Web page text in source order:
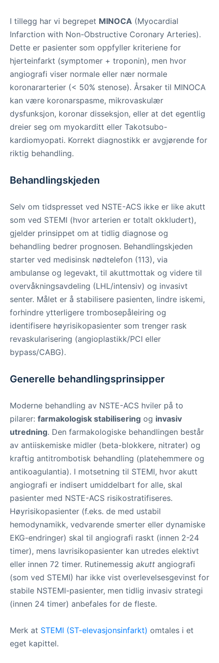
I tillegg har vi begrepet MINOCA (Myocardial
Infarction with Non-Obstructive Coronary Arteries).
Dette er pasienter som oppfyller kriteriene for
hjerteinfarkt (symptomer + troponin), men hvor
angiografi viser normale eller nær normale
koronararterier (< 50% stenose). Årsaker til MINOCA
kan være koronarspasme, mikrovaskulær
dysfunksjon, koronar disseksjon, eller at det egentlig
dreier seg om myokarditt eller Takotsubo-
kardiomyopati. Korrekt diagnostikk er avgjørende for
riktig behandling.
Behandlingskjeden
Selv om tidspresset ved NSTE-ACS ikke er like akutt
som ved STEMI (hvor arterien er totalt okkludert),
gjelder prinsippet om at tidlig diagnose og
behandling bedrer prognosen. Behandlingskjeden
starter ved medisinsk nødtelefon (113), via
ambulanse og legevakt, til akuttmottak og videre til
overvåkningsavdeling (LHL/intensiv) og invasivt
senter. Målet er å stabilisere pasienten, lindre iskemi,
forhindre ytterligere trombosepåleiring og
identifisere høyrisikopasienter som trenger rask
revaskularisering (angioplastikk/PCI eller
bypass/CABG).
Generelle behandlingsprinsipper
Moderne behandling av NSTE-ACS hviler på to
pilarer: farmakologisk stabilisering og invasiv
utredning. Den farmakologiske behandlingen består
av antiiskemiske midler (beta-blokkere, nitrater) og
kraftig antitrombotisk behandling (platehemmere og
antikoagulantia). I motsetning til STEMI, hvor akutt
angiografi er indisert umiddelbart for alle, skal
pasienter med NSTE-ACS risikostratifiseres.
Høyrisikopasienter (f.eks. de med ustabil
hemodynamikk, vedvarende smerter eller dynamiske
EKG-endringer) skal til angiografi raskt (innen 2-24
timer), mens lavrisikopasienter kan utredes elektivt
eller innen 72 timer. Rutinemessig akutt angiografi
(som ved STEMI) har ikke vist overlevelsesgevinst for
stabile NSTEMI-pasienter, men tidlig invasiv strategi
(innen 24 timer) anbefales for de fleste.
Merk at STEMI (ST-elevasjonsinfarkt) omtales i et
eget kapittel.